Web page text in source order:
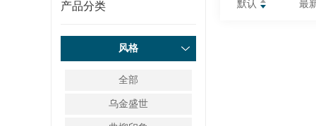
产品分类
风格
全部
乌金盛世
默认 最